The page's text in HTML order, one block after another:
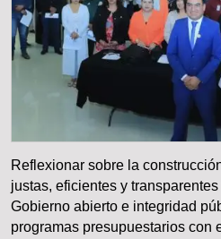
Reflexionar sobre la
justas, eficientes y
Gobierno abierto e integridad
programas presupuestarios con